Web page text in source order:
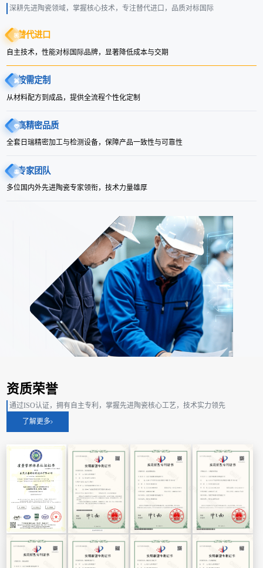
深耕先进陶瓷领域，掌握核心技术，专注替代进口，品质对标国际
替代进口
自主技术，性能对标国际品牌，显著降低成本与交期
按需定制
从材料配方到成品，提供全流程个性化定制
高精密品质
全套日瑞精密加工与检测设备，保障产品一致性与可靠性
专家团队
多位国内外先进陶瓷专家领衔，技术力量雄厚
资质荣誉
通过ISO认证，拥有自主专利，掌握先进陶瓷核心工艺，技术实力领先
了解更多